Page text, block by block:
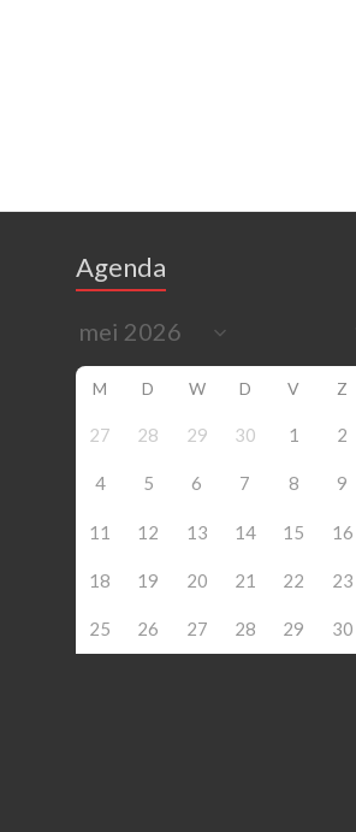
Agenda
M D W D V Z
27 28 29 30 1 2
4 5 6 7 8 9
11 12 13 14 15 16
18 19 20 21 22 23
25 26 27 28 29 30